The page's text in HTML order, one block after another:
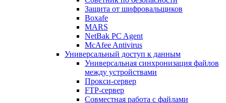
Защита от шифровальщиков
Boxafe
MARS
NetBak PC Agent
McAfee Antivirus
Универсальный доступ к данным
Универсальная синхронизация файлов
между устройствами
Прокси-сервер
FTP-сервер
Совместная работа с файлами